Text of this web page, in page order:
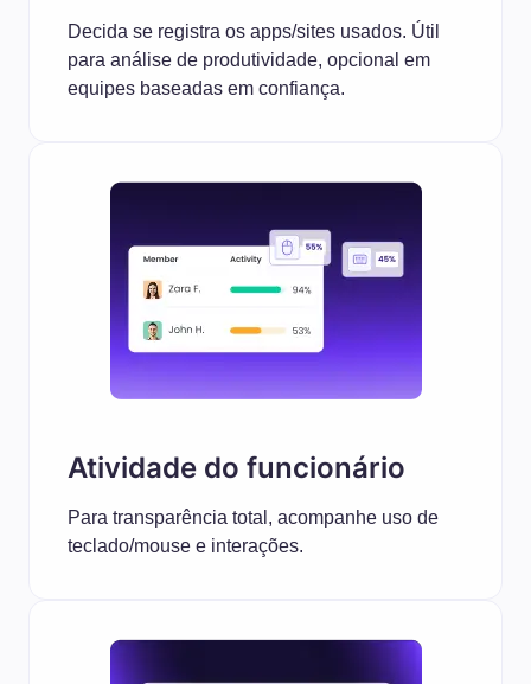
Decida se registra os apps/sites usados. Útil
para análise de produtividade, opcional em
equipes baseadas em confiança.
Atividade do funcionário
Para transparência total, acompanhe uso de
teclado/mouse e interações.